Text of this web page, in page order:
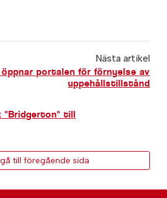
Nästa artikel
öppnar portalen för förnyelse av
uppehållstillstånd
"Bridgerton" till
till föregående sida